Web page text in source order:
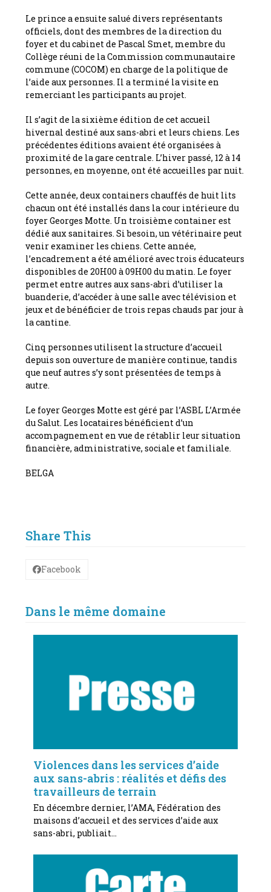
Le prince a ensuite salué divers représentants
officiels, dont des membres de la direction du
foyer et du cabinet de Pascal Smet, membre du
Collège réuni de la Commission communautaire
commune (COCOM) en charge de la politique de
l’aide aux personnes. Il a terminé la visite en
remerciant les participants au projet.
Il s’agit de la sixième édition de cet accueil
hivernal destiné aux sans-abri et leurs chiens. Les
précédentes éditions avaient été organisées à
proximité de la gare centrale. L’hiver passé, 12 à 14
personnes, en moyenne, ont été accueilles par nuit.
Cette année, deux containers chauffés de huit lits
chacun ont été installés dans la cour intérieure du
foyer Georges Motte. Un troisième container est
dédié aux sanitaires. Si besoin, un vétérinaire peut
venir examiner les chiens. Cette année,
l’encadrement a été amélioré avec trois éducateurs
disponibles de 20H00 à 09H00 du matin. Le foyer
permet entre autres aux sans-abri d’utiliser la
buanderie, d’accéder à une salle avec télévision et
jeux et de bénéficier de trois repas chauds par jour à
la cantine.
Cinq personnes utilisent la structure d’accueil
depuis son ouverture de manière continue, tandis
que neuf autres s’y sont présentées de temps à
autre.
Le foyer Georges Motte est géré par l’ASBL L’Armée
du Salut. Les locataires bénéficient d’un
accompagnement en vue de rétablir leur situation
financière, administrative, sociale et familiale.
BELGA
Share This
Facebook
Dans le même domaine
Violences dans les services d’aide
aux sans-abris : réalités et défis des
travailleurs de terrain
En décembre dernier, l’AMA, Fédération des
maisons d’accueil et des services d’aide aux
sans-abri, publiait…